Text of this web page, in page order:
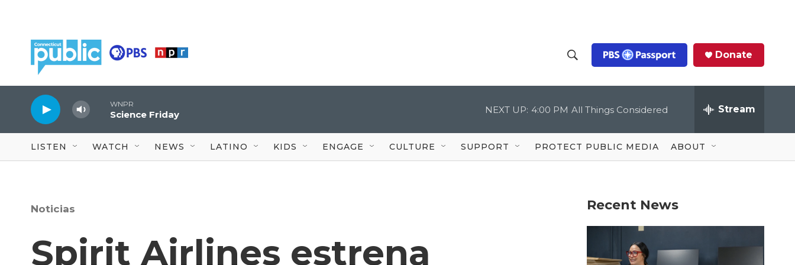
h
o
w
S
c
Q
u
Donate
WNPR
Science Friday NEXT UP: 4:00 PM All Things Considered Stream
LISTEN WATCH NEWS LATINO KIDS ENGAGE CULTURE SUPPORT PROTECT PUBLIC MEDIA ABOUT
Noticias
Spirit Airlines estrena
Recent News